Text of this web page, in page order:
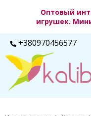
Оптовый
игрушек.
+380970456577